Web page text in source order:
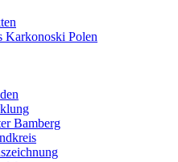
Karkonoski Polen
Bamberg